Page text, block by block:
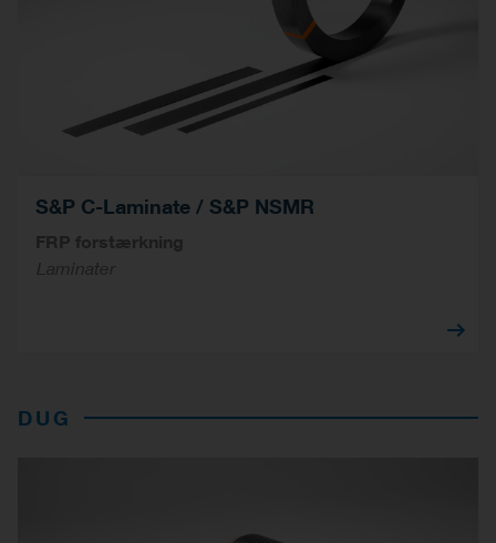
S&P C-Laminate / S&P NSMR
FRP forstærkning
Laminater
DUG